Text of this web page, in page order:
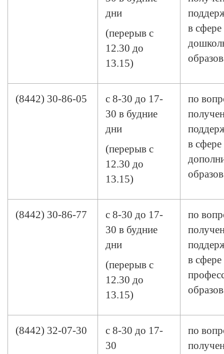
дни
(перерыв с
12.30 до
13.15)
в сфере
(8442) 30-86-05
с 8-30 до 17-
30 в будние
дни
(перерыв с
12.30 до
13.15)
по
в сфере
(8442) 30-86-77
с 8-30 до 17-
30 в будние
дни
(перерыв с
12.30 до
13.15)
по
в сфере
(8442) 32-07-30
с 8-30 до 17-
30
по